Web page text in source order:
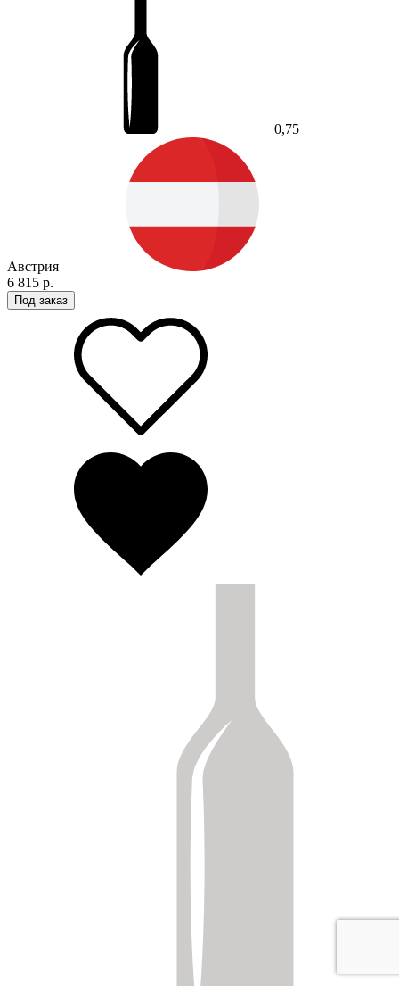
0,75
Австрия
6 815 р.
Под заказ